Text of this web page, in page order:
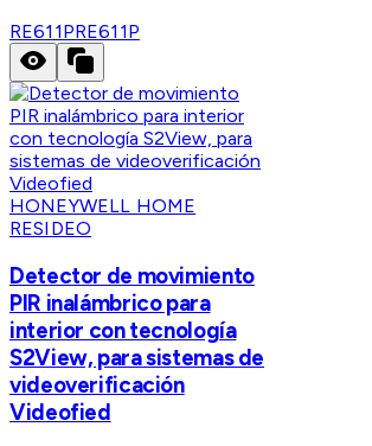
RE611PRE611P
HONEYWELL HOME
RESIDEO
Detector de movimiento
PIR inalámbrico para
interior con tecnología
S2View, para sistemas de
videoverificación
Videofied